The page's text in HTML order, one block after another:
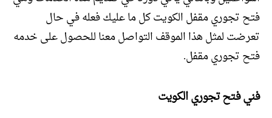
فتح تجوري مقفل الكويت كل ما عليك فعله في حال
تعرضت لمثل هذا الموقف التواصل معنا للحصول على خدمه
فتح تجوري مقفل.
فني فتح تجوري الكويت